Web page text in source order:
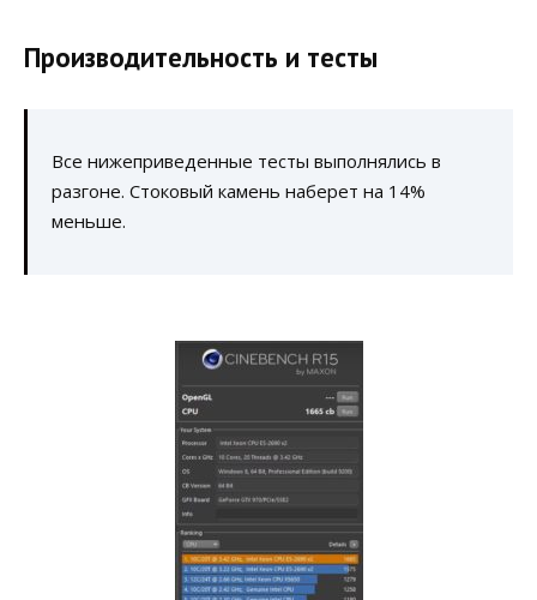
Производительность и тесты
Все нижеприведенные тесты выполнялись в
разгоне. Стоковый камень наберет на 14%
меньше.